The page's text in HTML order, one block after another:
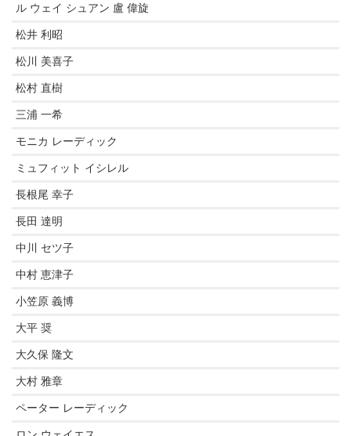
ル ウェイ シュアン 盧 偉旋
松井 利昭
松川 美喜子
松村 直樹
三浦 一希
モニカ レーディック
ミュフィット イシレル
長根尾 幸子
長田 達明
中川 セツ子
中村 恵津子
小笠原 義博
大平 奨
大久保 隆文
大村 雅章
ペーター レーディック